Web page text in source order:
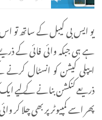
یو ایس بی کیبل کے ساتھ تو
ہے ہی جبکہ وائی فائی کے
ایپلی کیشن کو انسٹال کرنے
ذریعے کنکشن بنانے کے لیے
پھر اسے کمپیوٹر پر بھی چلا کر